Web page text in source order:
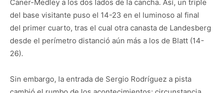
Caner-Medley a los dos lados de la cancha. Así, un triple
del base visitante puso el 14-23 en el luminoso al final
del primer cuarto, tras el cual otra canasta de Landesberg
desde el perímetro distanció aún más a los de Blatt (14-
26).
Sin embargo, la entrada de Sergio Rodríguez a pista